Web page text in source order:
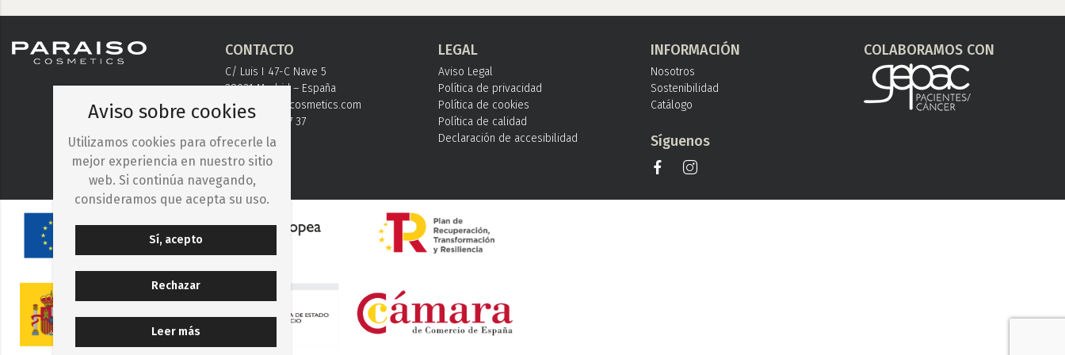
CONTACTO
C/ Luis I 47-C Nave 5
28031 Madrid – España
info@paraisocosmetics.com
+ 34 91 778 37 37
LEGAL
Aviso Legal
Política de privacidad
Política de cookies
Política de calidad
Declaración de accesibilidad
INFORMACIÓN
Nosotros
Sostenibilidad
Catálogo
Síguenos
COLABORAMOS CON
Aviso sobre cookies
Utilizamos cookies para ofrecerle la
mejor experiencia en nuestro sitio
web. Si continúa navegando,
consideramos que acepta su uso.
Sí, acepto
Rechazar
Leer más